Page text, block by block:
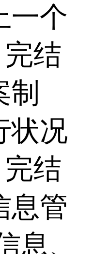
一个
结
制
状况
结
息管
息、